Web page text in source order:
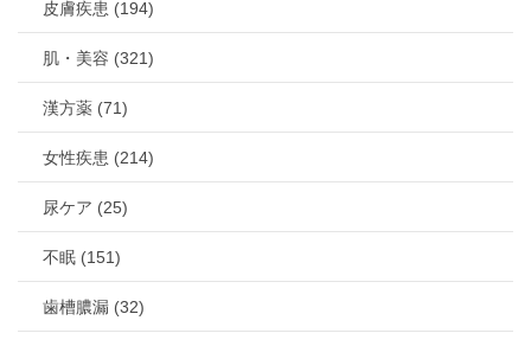
皮膚疾患 (194)
肌・美容 (321)
漢方薬 (71)
女性疾患 (214)
尿ケア (25)
不眠 (151)
歯槽膿漏 (32)